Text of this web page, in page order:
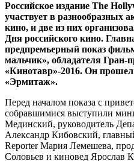
Российское издание The
участвует в разнообразных
кино, и две из них
Дня российского кино.
предпремьерный показ
мальчик», обладателя Гран-
«Кинотавр»-2016. Он
«Эрмитаж».
Перед началом показа с
собравшимися выступили
Мединский, руководитель
Александр Кибовский,
Reporter Мария Лемешева,
Соловьев и киновед Ярослав